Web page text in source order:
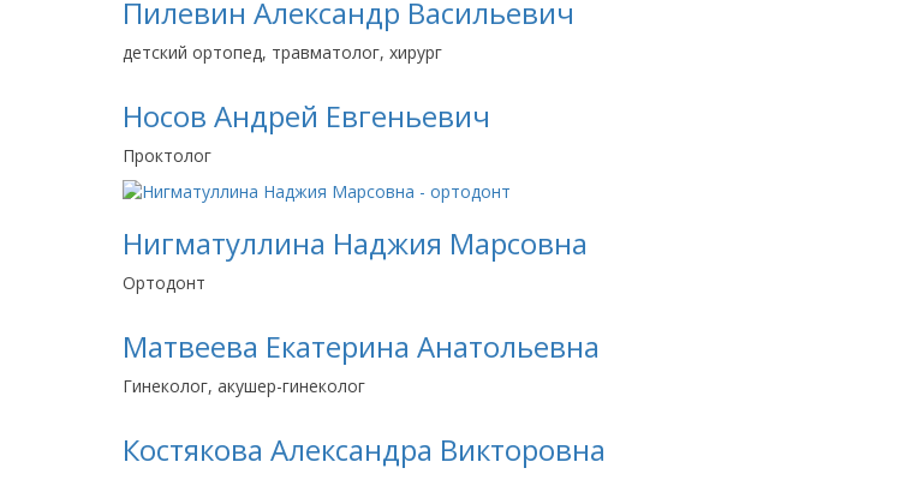
Пилевин Александр Васильевич
детский ортопед, травматолог, хирург
Носов Андрей Евгеньевич
Проктолог
Нигматуллина Наджия Марсовна
Ортодонт
Матвеева Екатерина Анатольевна
Гинеколог, акушер-гинеколог
Костякова Александра Викторовна